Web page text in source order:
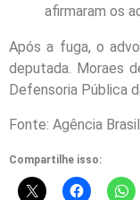
afirmaram os
Após a fuga, o
deputada. Moraes
Defensoria Pública
Fonte: Agência Brasil
Compartilhe isso: